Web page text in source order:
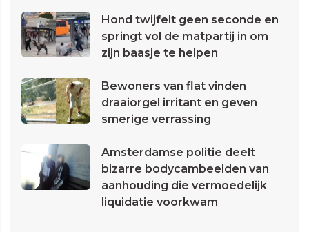
Hond twijfelt geen seconde en
springt vol de matpartij in om
zijn baasje te helpen
Bewoners van flat vinden
draaiorgel irritant en geven
smerige verrassing
Amsterdamse politie deelt
bizarre bodycambeelden van
aanhouding die vermoedelijk
liquidatie voorkwam